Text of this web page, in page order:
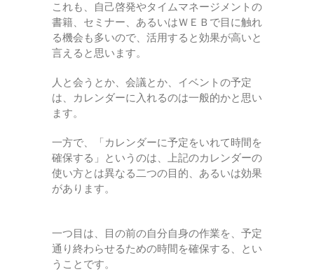
これも、自己啓発やタイムマネージメントの
書籍、セミナー、あるいはＷＥＢで目に触れ
る機会も多いので、活用すると効果が高いと
言えると思います。
人と会うとか、会議とか、イベントの予定
は、カレンダーに入れるのは一般的かと思い
ます。
一方で、「カレンダーに予定をいれて時間を
確保する」というのは、上記のカレンダーの
使い方とは異なる二つの目的、あるいは効果
があります。
一つ目は、目の前の自分自身の作業を、予定
通り終わらせるための時間を確保する、とい
うことです。